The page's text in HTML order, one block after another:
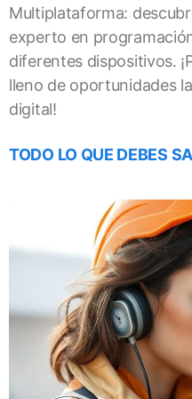
Multiplataforma:
experto en
diferentes dispositivos.
lleno de oportunidades
digital!
TODO LO QUE DEBES